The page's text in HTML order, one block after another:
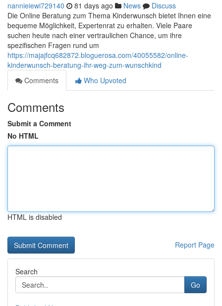
nannieiewi729140 81 days ago News
Discuss
Die Online Beratung zum Thema Kinderwunsch bietet Ihnen eine
bequeme Möglichkeit, Expertenrat zu erhalten. Viele Paare
suchen heute nach einer vertraulichen Chance, um ihre
spezifischen Fragen rund um
https://majajfcq682872.bloguerosa.com/40055582/online-
kinderwunsch-beratung-ihr-weg-zum-wunschkind
Comments
Who Upvoted
Comments
Submit a Comment
No HTML
HTML is disabled
Report Page
Search
Go